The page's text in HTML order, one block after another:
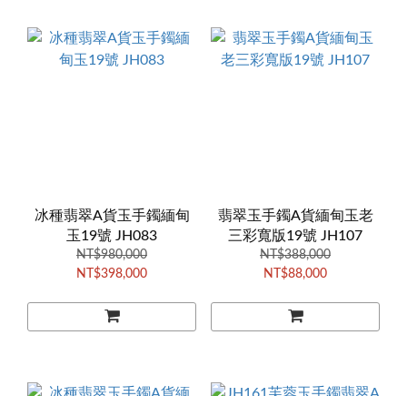
冰種翡翠A貨玉手鐲緬甸
玉19號 JH083
NT$980,000
NT$398,000
翡翠玉手鐲A貨緬甸玉老
三彩寬版19號 JH107
NT$388,000
NT$88,000